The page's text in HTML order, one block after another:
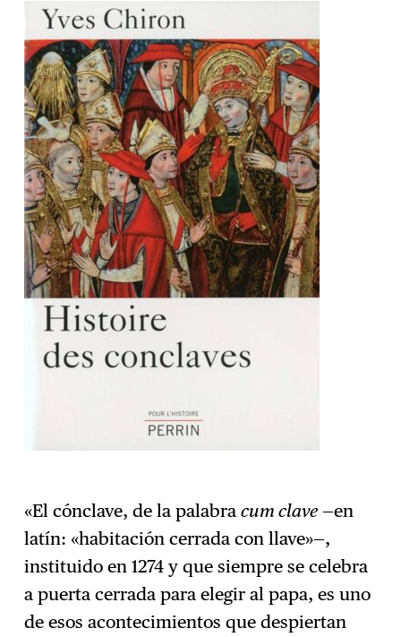
«El cónclave, de la palabracum clave—en
latín: «habitación cerrada con llave»—,
instituido en 1274 y que siempre se celebra
a puerta cerrada para elegir al papa, es uno
de esos acontecimientos que despiertan